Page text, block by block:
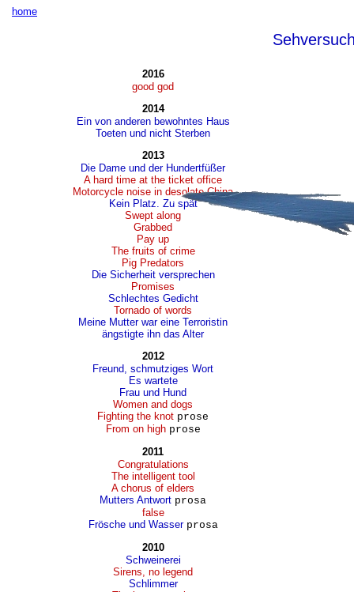
home
2016
good god
2014
Ein von anderen bewohntes Haus
Toeten und nicht Sterben
2013
Die Dame und der Hundertfüßer
A hard time at the ticket office
Motorcycle noise in desolate China
Kein Platz. Zu spät
Swept along
Grabbed
Pay up
The fruits of crime
Pig Predators
Die Sicherheit versprechen
Promises
Schlechtes Gedicht
Tornado of words
Meine Mutter war eine Terroristin
ängstigte ihn das Alter
2012
Freund, schmutziges Wort
Es wartete
Frau und Hund
Women and dogs
Fighting the knot prose
From on high prose
2011
Congratulations
The intelligent tool
A chorus of elders
Mutters Antwort prosa
false
Frösche und Wasser prosa
2010
Schweinerei
Sirens, no legend
Schlimmer